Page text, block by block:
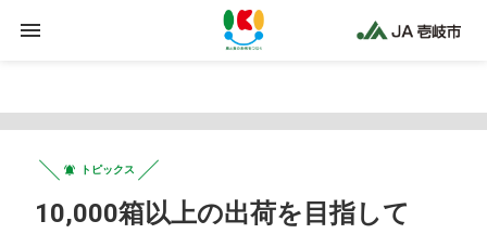
Warning : Trying to access array offset on false in /home/jaiki2021/ja-iki.jp/public_html/wp-
on line425
トピックス
10,000箱以上の出荷を目指して